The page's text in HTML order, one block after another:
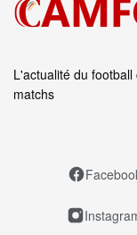
L'actualité du
matchs